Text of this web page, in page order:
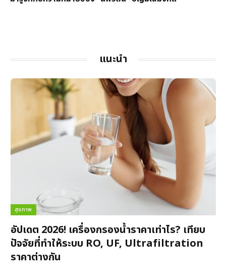
แนะนำ
สุขภาพ
อัปเดต 2026! เครื่องกรองน้ำราคาเท่าไร? เทียบ
ปัจจัยที่ทำให้ระบบ RO, UF, Ultrafiltration
ราคาต่างกัน